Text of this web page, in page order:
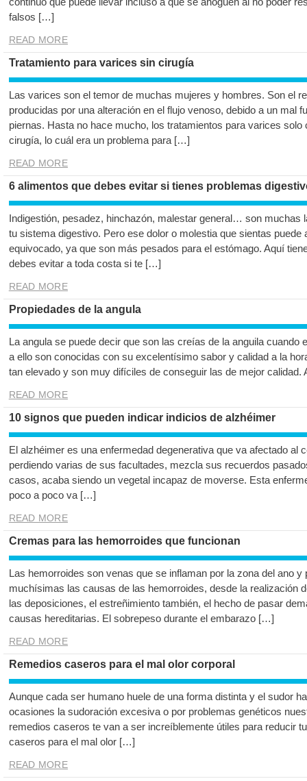
falsos […]
READ MORE
Tratamiento para varices sin cirugía
Las varices son el temor de muchas mujeres y hombres. Son el
producidas por una alteración en el flujo venoso, debido a un mal
piernas. Hasta no hace mucho, los tratamientos para varices solo
cirugía, lo cuál era un problema para […]
READ MORE
6 alimentos que debes evitar si tienes problemas
Indigestión, pesadez, hinchazón, malestar general… son muchas
tu sistema digestivo. Pero ese dolor o molestia que sientas puede
equivocado, ya que son más pesados para el estómago. Aquí
debes evitar a toda costa si te […]
READ MORE
Propiedades de la angula
La angula se puede decir que son las creías de la anguila cuando
a ello son conocidas con su excelentísimo sabor y calidad a la
tan elevado y son muy difíciles de conseguir las de mejor
READ MORE
10 signos que pueden indicar indicios de alzhéimer
El alzhéimer es una enfermedad degenerativa que va afectado al
perdiendo varias de sus facultades, mezcla sus recuerdos
casos, acaba siendo un vegetal incapaz de moverse. Esta
poco a poco va […]
READ MORE
Cremas para las hemorroides que funcionan
Las hemorroides son venas que se inflaman por la zona del ano
muchísimas las causas de las hemorroides, desde la realización
las deposiciones, el estreñimiento también, el hecho de pasar
causas hereditarias. El sobrepeso durante el embarazo […]
READ MORE
Remedios caseros para el mal olor corporal
Aunque cada ser humano huele de una forma distinta y el sudor
ocasiones la sudoración excesiva o por problemas genéticos
remedios caseros te van a ser increíblemente útiles para reducir
caseros para el mal olor […]
READ MORE